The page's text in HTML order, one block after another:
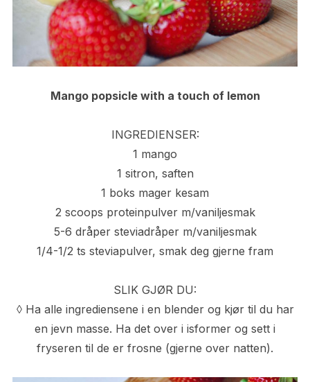
Mango popsicle with a touch of lemon
INGREDIENSER:
1 mango
1 sitron, saften
1 boks mager kesam
2 scoops proteinpulver m/vaniljesmak
5-6 dråper steviadråper m/vaniljesmak
1/4-1/2 ts steviapulver, smak deg gjerne fram
SLIK GJØR DU:
◊ Ha alle ingrediensene i en blender og kjør til du har
en jevn masse. Ha det over i isformer og sett i
fryseren til de er frosne (gjerne over natten).